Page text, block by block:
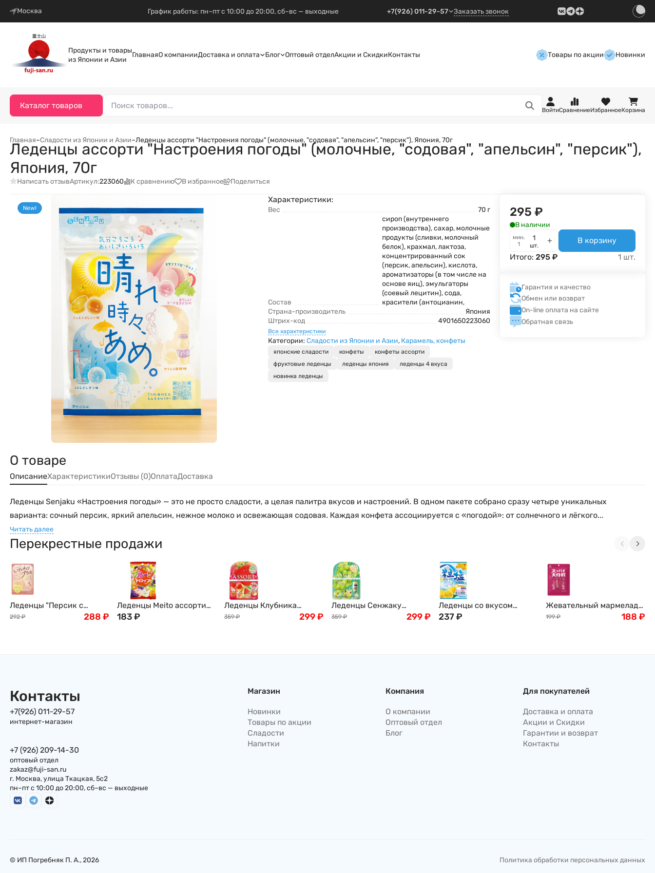
Москва График работы: пн–пт с 10:00 до 20:00, сб–вс — выходные +7(926) 011-29-57 Заказать звонок
Продукты и товары
из Японии и Азии
ГлавнаяО компанииДоставка и оплата Блог Оптовый отделАкции и СкидкиКонтакты Товары по акции Новинки
Каталог товаров
ВойтиСравнениеИзбранноеКорзина
Главная–Сладости из Японии и Азии–Леденцы ассорти "Настроения погоды" (молочные, "содовая", "апельсин", "персик"), Япония, 70г
Леденцы ассорти "Настроения погоды" (молочные, "содовая", "апельсин", "персик"),
Япония, 70г
Написать отзывАртикул:223060 К сравнению В избранное Поделиться
New!
Характеристики:
Вес 70 г
Состав
сироп (внутреннего
производства), сахар, молочные
продукты (сливки, молочный
белок), крахмал, лактоза,
концентрированный сок
(персик, апельсин), кислота,
ароматизаторы (в том числе на
основе яиц), эмульгаторы
(соевый лецитин), сода,
красители (антоцианин,
Страна-производитель
Япония
Штрих-код
4901650223060
Все характеристики
Категории: Сладости из Японии и Азии, Карамель, конфеты
японские сладости конфеты
конфеты ассорти
фруктовые леденцы
леденцы япония
леденцы 4 вкуса
новинка леденцы
295 ₽
В наличии
мин.
1
шт.
В корзину
Итого:295 ₽ 1 шт.
Гарантия и качество
Обмен или возврат
On-line оплата на сайте
Обратная связь
О товаре
ОписаниеХарактеристикиОтзывы (0)ОплатаДоставка
Леденцы Senjaku «Настроения погоды» — это не просто сладости, а целая палитра вкусов и настроений. В одном пакете собрано сразу четыре уникальных
варианта: сочный персик, яркий апельсин, нежное молоко и освежающая содовая. Каждая конфета ассоциируется с «погодой»: от солнечного и лёгкого...
Читать далее
Перекрестные продажи
Леденцы "Персик с
молоком" с витамином
292 ₽ 288 ₽
Леденцы Meito ассорти
(вкусы: персик, виноград,
183₽
Леденцы Клубника
Ассорти 5-ти
359 ₽ 299₽
Леденцы Сенжаку
Мускат ассорти вкусов
359 ₽ 299₽
Леденцы со вкусом
лимона и содовой с
237₽
Жевательный мармелад
Червячки "Хочу-Хочу"
199 ₽ 188 ₽
Контакты
+7(926) 011-29-57
интернет-магазин
+7 (926) 209-14-30
оптовый отдел
zakaz@fuji-san.ru
г. Москва, улица Ткацкая, 5с2
пн–пт с 10:00 до 20:00, сб–вс — выходные
Магазин
Новинки
Товары по акции
Сладости
Напитки
Компания
О компании
Оптовый отдел
Блог
Для покупателей
Доставка и оплата
Акции и Скидки
Гарантии и возврат
Контакты
© ИП Погребняк П. А., 2026 Политика обработки персональных данных